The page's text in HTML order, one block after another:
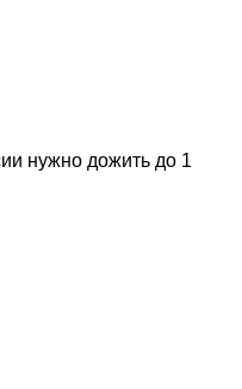
нужно дожить до 1